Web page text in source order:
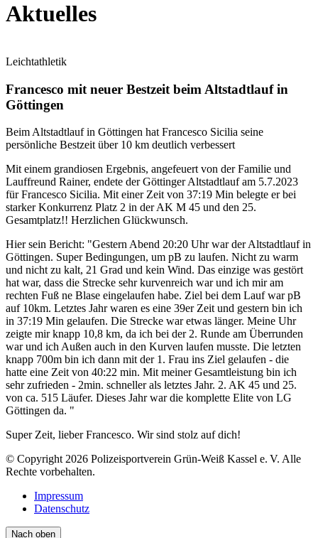
Aktuelles
Leichtathletik
Francesco mit neuer Bestzeit beim Altstadtlauf in
Göttingen
Beim Altstadtlauf in Göttingen hat Francesco Sicilia seine
persönliche Bestzeit über 10 km deutlich verbessert
Mit einem grandiosen Ergebnis, angefeuert von der Familie und
Lauffreund Rainer, endete der Göttinger Altstadtlauf am 5.7.2023
für Francesco Sicilia. Mit einer Zeit von 37:19 Min belegte er bei
starker Konkurrenz Platz 2 in der AK M 45 und den 25.
Gesamtplatz!! Herzlichen Glückwunsch.
Hier sein Bericht: "Gestern Abend 20:20 Uhr war der Altstadtlauf in
Göttingen. Super Bedingungen, um pB zu laufen. Nicht zu warm
und nicht zu kalt, 21 Grad und kein Wind. Das einzige was gestört
hat war, dass die Strecke sehr kurvenreich war und ich mir am
rechten Fuß ne Blase eingelaufen habe. Ziel bei dem Lauf war pB
auf 10km. Letztes Jahr waren es eine 39er Zeit und gestern bin ich
in 37:19 Min gelaufen. Die Strecke war etwas länger. Meine Uhr
zeigte mir knapp 10,8 km, da ich bei der 2. Runde am Überrunden
war und ich Außen auch in den Kurven laufen musste. Die letzten
knapp 700m bin ich dann mit der 1. Frau ins Ziel gelaufen - die
hatte eine Zeit von 40:22 min. Mit meiner Gesamtleistung bin ich
sehr zufrieden - 2min. schneller als letztes Jahr. 2. AK 45 und 25.
von ca. 515 Läufer. Dieses Jahr war die komplette Elite von LG
Göttingen da. "
Super Zeit, lieber Francesco. Wir sind stolz auf dich!
© Copyright 2026 Polizeisportverein Grün-Weiß Kassel e. V. Alle
Rechte vorbehalten.
Impressum
Datenschutz
Nach oben